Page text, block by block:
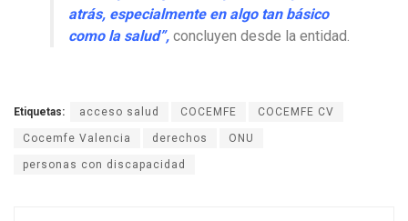
atrás, especialmente en algo tan básico
como la salud”, concluyen desde la entidad.
Etiquetas: acceso salud COCEMFE COCEMFE CV
Cocemfe Valencia derechos ONU
personas con discapacidad